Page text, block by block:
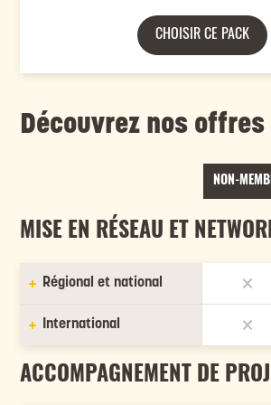
CHOISIR CE PACK
Découvrez nos
MISE EN RÉSEAU ET
Régional et national
Participation aux
événements du Pôle
Payant
l'ecosystème du Pôle
International
d'entreprise
Payant
ACCOMPAGNEMENT DE